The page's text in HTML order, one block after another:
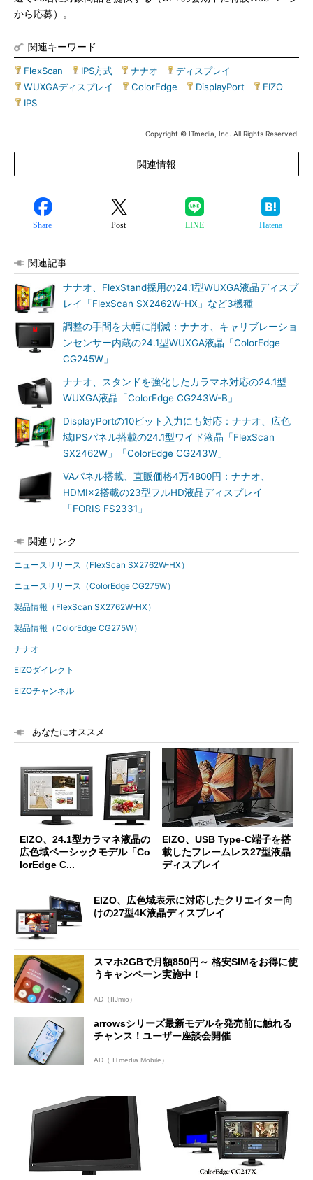
から応募）。
関連キーワード
FlexScan IPS方式 ナナオ ディスプレイ
WUXGAディスプレイ
ColorEdge DisplayPort EIZO
IPS
Copyright © ITmedia, Inc. All Rights Reserved.
関連情報
Share Post LINE Hatena
関連記事
ナナオ、FlexStand採用の24.1型WUXGA液晶ディスプ
レイ「FlexScan SX2462W-HX」など3機種
調整の手間を大幅に削減：ナナオ、キャリブレーショ
ンセンサー内蔵の24.1型WUXGA液晶「ColorEdge
CG245W」
ナナオ、スタンドを強化したカラマネ対応の24.1型
WUXGA液晶「ColorEdge CG243W-B」
DisplayPortの10ビット入力にも対応：ナナオ、広色
域IPSパネル搭載の24.1型ワイド液晶「FlexScan
SX2462W」「ColorEdge CG243W」
VAパネル搭載、直販価格4万4800円：ナナオ、
HDMI×2搭載の23型フルHD液晶ディスプレイ
「FORIS FS2331」
関連リンク
ニュースリリース（FlexScan SX2762W-HX）
ニュースリリース（ColorEdge CG275W）
製品情報（FlexScan SX2762W-HX）
製品情報（ColorEdge CG275W）
ナナオ
EIZOダイレクト
EIZOチャンネル
あなたにオススメ
EIZO、24.1型カラマネ液晶の
広色域ベーシックモデル「Co
lorEdge C...
EIZO、USB Type-C端子を搭
載したフレームレス27型液晶
ディスプレイ
EIZO、広色域表示に対応したクリエイター向
けの27型4K液晶ディスプレイ
スマホ2GBで月額850円～ 格安SIMをお得に使
うキャンペーン実施中！
AD（IIJmio）
arrowsシリーズ最新モデルを発売前に触れる
チャンス！ユーザー座談会開催
AD（ ITmedia Mobile）